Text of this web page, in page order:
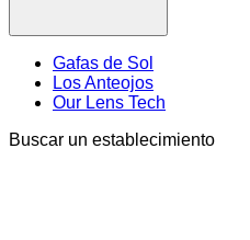
Gafas de Sol
Los Anteojos
Our Lens Tech
Buscar un establecimiento